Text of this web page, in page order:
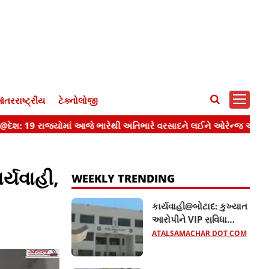
ટેક્નોલોજી
WEEKLY TRENDING
કાર્યવાહી@બોટાદ: કુખ્યાત
આરોપીને VIP સુવિધા
આપતા બે કોન્સ્ટેબલ
ATALSAMACHAR DOT COM